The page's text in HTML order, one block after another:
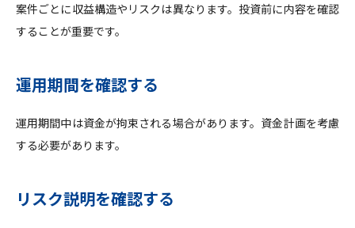
案件ごとに収益構造やリスクは異なります。投資前に内容を確認
することが重要です。
運用期間を確認する
運用期間中は資金が拘束される場合があります。資金計画を考慮
する必要があります。
リスク説明を確認する